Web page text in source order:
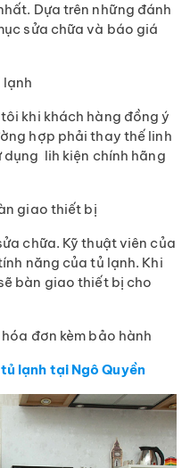
Dựa trên những đánh
sửa chữa và báo giá
lạnh
khi khách hàng đồng ý
hợp phải thay thế linh
dụng lih kiện chính hãng
giao thiết bị
chữa. Kỹ thuật viên của
năng của tủ lạnh. Khi
bàn giao thiết bị cho
đơn kèm bảo hành
lạnh tại Ngô Quyền